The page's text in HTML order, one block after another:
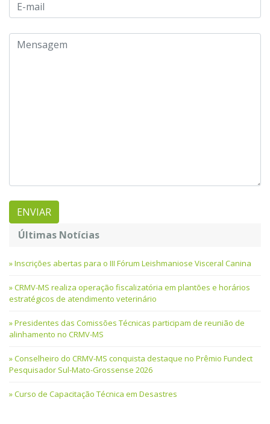
Últimas Notícias
Inscrições abertas para o III Fórum Leishmaniose Visceral Canina
CRMV-MS realiza operação fiscalizatória em plantões e horários
estratégicos de atendimento veterinário
Presidentes das Comissões Técnicas participam de reunião de
alinhamento no CRMV-MS
Conselheiro do CRMV-MS conquista destaque no Prêmio Fundect
Pesquisador Sul-Mato-Grossense 2026
Curso de Capacitação Técnica em Desastres